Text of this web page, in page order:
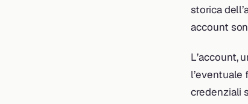
storica
account
L’account,
credenziali